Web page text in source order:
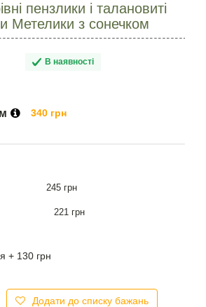
пензлики і талановиті
Метелики з сонечком
В наявності
340 грн
245 грн
221 грн
+ 130 грн
Додати до списку бажань